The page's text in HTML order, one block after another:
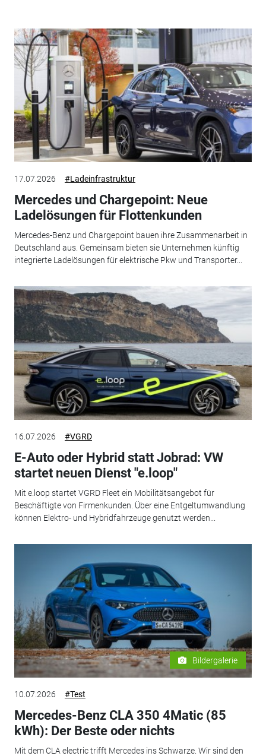
17.07.2026 #Ladeinfrastruktur
Mercedes und Chargepoint: Neue
Ladelösungen für Flottenkunden
Mercedes-Benz und Chargepoint bauen ihre Zusammenarbeit in
Deutschland aus. Gemeinsam bieten sie Unternehmen künftig
integrierte Ladelösungen für elektrische Pkw und Transporter...
16.07.2026 #VGRD
E-Auto oder Hybrid statt Jobrad: VW
startet neuen Dienst "e.loop"
Mit e.loop startet VGRD Fleet ein Mobilitätsangebot für
Beschäftigte von Firmenkunden. Über eine Entgeltumwandlung
können Elektro- und Hybridfahrzeuge genutzt werden...
Bildergalerie
10.07.2026 #Test
Mercedes-Benz CLA 350 4Matic (85
kWh): Der Beste oder nichts
Mit dem CLA electric trifft Mercedes ins Schwarze. Wir sind den